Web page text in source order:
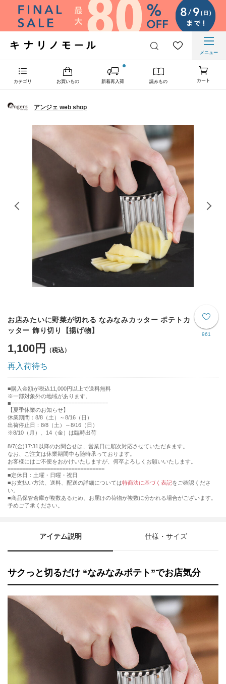
メニュー
カテゴリ お買いもの 新着再入荷 読みもの カート
アンジェ web shop
961
お店みたいに野菜が切れる なみなみカッター ポテトカ
ッター 飾り切り【揚げ物】
1,100円
再入荷待ち
購入金額が税込11,000円以上で送料無料
※一部対象外の地域があります。
================================
【夏季休業のお知らせ】
休業期間：8/8（土）～8/16（日）
出荷停止日：8/8（土）～8/16（日）
※8/10（月）、14（金）は臨時出荷
8/7(金)17:31以降のお問合せは、営業日に順次対応させていただきます。
なお、ご注文は休業期間中も随時承っております。
お客様にはご不便をおかけいたしますが、何卒よろしくお願いいたします。
================================
■定休日：土曜・日曜・祝日
■お支払い方法、送料、配送の詳細については特商法に基づく表記をご確認くださ
い。
■商品保管倉庫が複数あるため、お届けの荷物が複数に分かれる場合がございます。
予めご了承ください。
アイテム説明 仕様・サイズ
サクっと切るだけ “なみなみポテト”でお店気分